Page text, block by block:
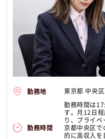
勤務地 東京都 中央区
勤務時間
勤務時間は
す。月12日
り、プライ
京都中央区で
的に高収入を